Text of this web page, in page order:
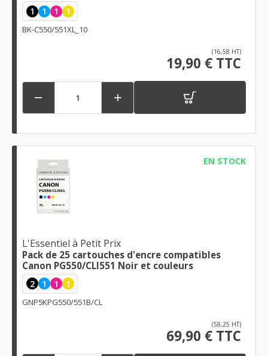
1 1 1 1
BK-C550/551XL_10
(16,58 HT)
19,90 € TTC
 
EN STOCK
L'Essentiel à Petit Prix
Pack de 25 cartouches d'encre compatibles
Canon PG550/CLI551 Noir et couleurs
2 1 1 1
GNP5KPG550/551B/CL
(58,25 HT)
69,90 € TTC